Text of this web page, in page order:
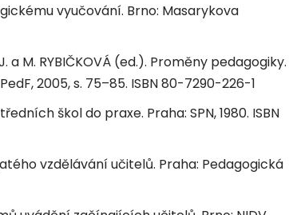
vyučování. Brno: Masarykova
a M. RYBIČKOVÁ (ed.). Proměny pedagogiky.
2005, s. 75–85. ISBN 80-7290-226-1
škol do praxe. Praha: SPN, 1980. ISBN
vzdělávání učitelů. Praha: Pedagogická